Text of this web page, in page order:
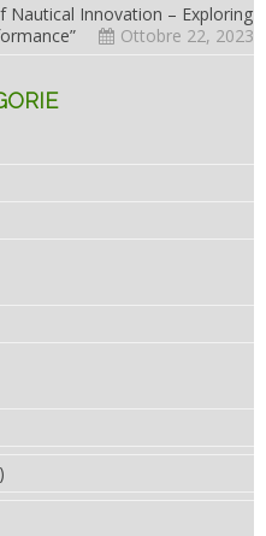
Nautical Innovation – Exploring
Ottobre 22, 2023